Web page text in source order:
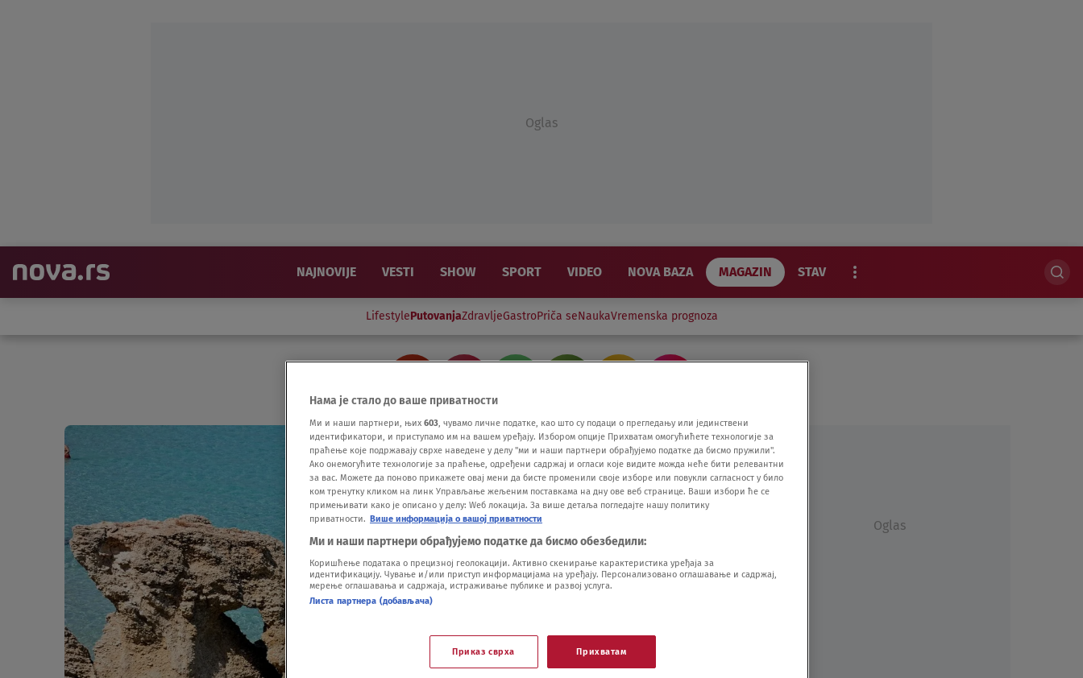
Oglas
NAJNOVIJE VESTI SHOW SPORT VIDEO NOVA BAZA MAGAZIN STAV
LifestylePutovanjaZdravljeGastroPriča seNaukaVremenska prognoza
Oglas
Нама је стало до ваше приватности
Ми и наши партнери, њих 603, чувамо личне податке, као што су подаци о прегледању или јединствени
идентификатори, и приступамо им на вашем уређају. Избором опције Прихватам омогућићете технологије за
праћење које подржавају сврхе наведене у делу "ми и наши партнери обрађујемо податке да бисмо пружили".
Ако онемогућите технологије за праћење, одређени садржај и огласи које видите можда неће бити релевантни
за вас. Можете да поново прикажете овај мени да бисте променили своје изборе или повукли сагласност у било
ком тренутку кликом на линк Управљање жељеним поставкама на дну ове веб странице. Ваши избори ће се
примењивати како је описано у делу: Wеб локација. За више детаља погледајте нашу политику
приватности. Више информација о вашој приватности
Ми и наши партнери обрађујемо податке да бисмо обезбедили:
Коришћење података о прецизној геолокацији. Активно скенирање карактеристика уређаја за
идентификацију. Чување и/или приступ информацијама на уређају. Персонализовано оглашавање и садржај,
мерење оглашавања и садржаја, истраживање публике и развој услуга.
Листа партнера (добављача)
Приказ сврха Прихватам